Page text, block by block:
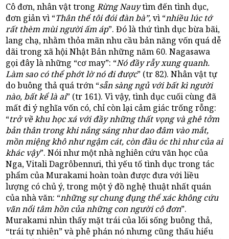
Cô đơn, nhân vật trong Rừng Nauytìm đến tình dục,
đơn giản vì “Thân thể tôi đói đàn bà”,vì “nhiều lúc tớ
rất thèm mùi người ấm áp”. Đó là thứ tình dục bừa bãi,
lang chạ, nhằm thỏa mãn nhu cầu bản năng vốn quá dễ
dãi trong xã hội Nhật Bản những năm 60. Nagasawa
gọi đây là những “cơ may”: “Nó đầy rẫy xung quanh.
Làm sao có thể phớt lờ nó đi được” (tr 82). Nhân vật tự
do buông thả quá trớn “sẵn sàng ngủ với bất kì người
nào, bất kể là ai” (tr 161). Vì vậy, tình dục cuối cùng đã
mất đi ý nghĩa vốn có, chỉ còn lại cảm giác trống rỗng:
“trở về khu học xá với đầy những thất vọng và ghê tởm
bản thân trong khi nắng sáng như dao đâm vào mắt,
mồn miệng khô như ngậm cát, còn đầu óc thì như của ai
khác vậy”. Nói như một nhà nghiên cứu văn học của
Nga, Vitali Dagrôbennưi, thì yếu tố tình dục trong tác
phẩm của Murakami hoàn toàn được đưa với liều
lượng có chủ ý, trong một ý đồ nghệ thuật nhất quán
của nhà văn: “những sự chung đụng thể xác không cứu
vãn nổi tâm hồn của những con người cô đơn”.
Murakami nhìn thấy mặt trái của lối sống buông thả,
“trái tự nhiên” và phê phán nó nhưng cũng thấu hiểu